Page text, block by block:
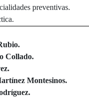
preventivas.
Collado.
Montesinos.